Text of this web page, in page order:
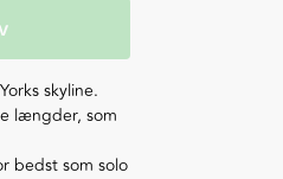
skyline.
længder, som
bedst som solo